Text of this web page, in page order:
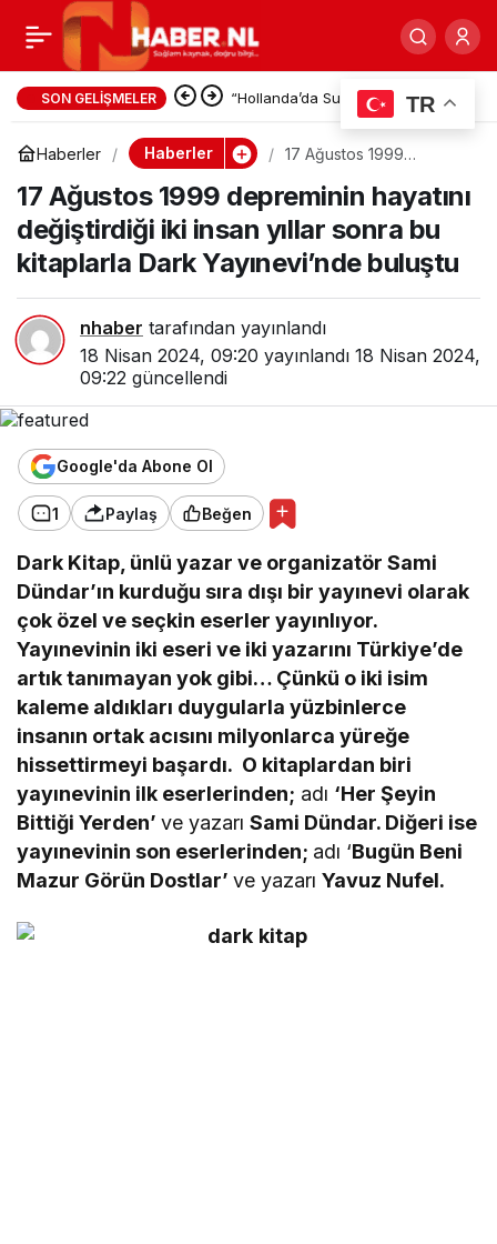
SON GELIŞMELER Adalet Bakanı Gürlek: İnternet
Haberciliğine Yeni Yasal
Düzenleme Yolda
Haberler Haberler
17 Ağustos 1999
değiştirdiği iki insan yıllar
sonra bu kitaplarla Dark
Yayınevi’nde buluştu
17 Ağustos 1999 depreminin hayatını
değiştirdiği iki insan yıllar sonra bu
kitaplarla Dark Yayınevi’nde buluştu
nhaber tarafından yayınlandı
18 Nisan 2024, 09:20 yayınlandı 18 Nisan 2024,
09:22 güncellendi
Google'da Abone Ol
1 Paylaş Beğen
Dark Kitap, ünlü yazar ve organizatör Sami
Dündar’ın kurduğu sıra dışı bir yayınevi olarak
çok özel ve seçkin eserler yayınlıyor.
Yayınevinin iki eseri ve iki yazarını Türkiye’de
artık tanımayan yok gibi… Çünkü o iki isim
kaleme aldıkları duygularla yüzbinlerce
insanın ortak acısını milyonlarca yüreğe
hissettirmeyi başardı. O kitaplardan biri
yayınevinin ilk eserlerinden; adı ‘Her Şeyin
Bittiği Yerden’ve yazarıSami Dündar. Diğeri ise
yayınevinin son eserlerinden; adı ‘Bugün Beni
Mazur Görün Dostlar’ve yazarıYavuz Nufel.
Avrupa Birliği Türkiye ile
olumlu yönde ilişkiler
kurmak istiyor
0 Paylaş
TR